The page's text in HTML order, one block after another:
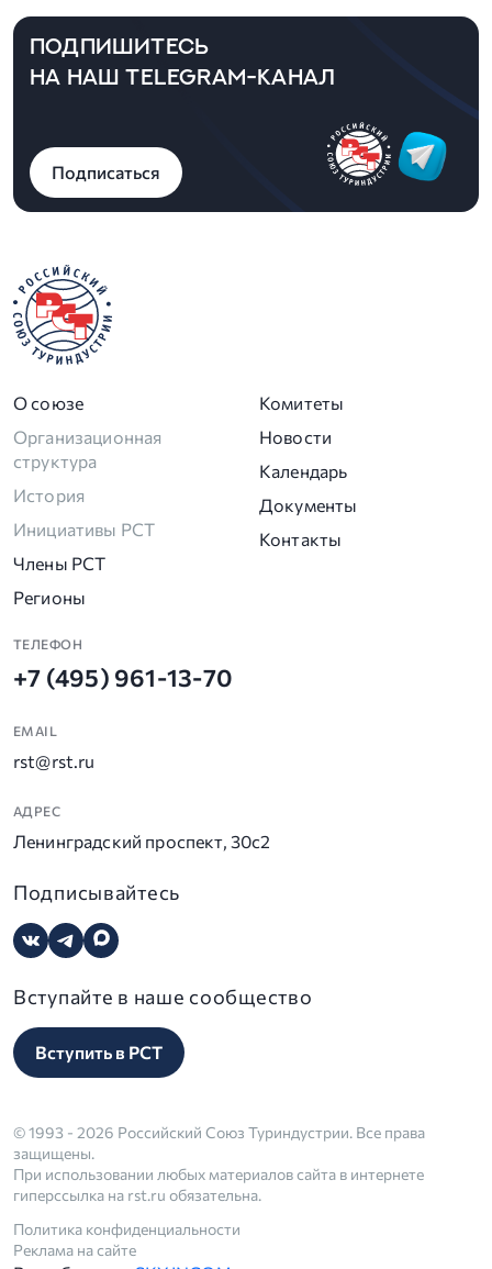
ПОДПИШИТЕСЬ
НА НАШ TELEGRAM-КАНАЛ
Подписаться
О союзе
Организационная
структура
История
Инициативы РСТ
Члены РСТ
Регионы
Комитеты
Новости
Календарь
Документы
Контакты
ТЕЛЕФОН
+7 (495) 961-13-70
EMAIL
rst@rst.ru
АДРЕС
Ленинградский проспект, 30с2
Подписывайтесь
Вступайте в наше сообщество
Вступить в РСТ
© 1993 - 2026 Российский Союз Туриндустрии. Все права
защищены.
При использовании любых материалов сайта в интернете
гиперссылка на rst.ru обязательна.
Политика конфиденциальности
Реклама на сайте